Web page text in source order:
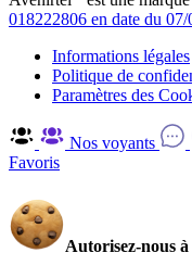
018222806 en date du 07/
Informations légales
Politique de
Paramètres des
Nos voyants
Favoris
Autorisez-nous